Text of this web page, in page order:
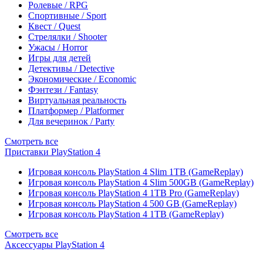
Ролевые / RPG
Спортивные / Sport
Квест / Quest
Стрелялки / Shooter
Ужасы / Horror
Игры для детей
Детективы / Detective
Экономические / Economic
Фэнтези / Fantasy
Виртуальная реальность
Платформер / Platformer
Для вечеринок / Party
Смотреть все
Приставки PlayStation 4
Игровая консоль PlayStation 4 Slim 1TB (GameReplay)
Игровая консоль PlayStation 4 Slim 500GB (GameReplay)
Игровая консоль PlayStation 4 1TB Pro (GameReplay)
Игровая консоль PlayStation 4 500 GB (GameReplay)
Игровая консоль PlayStation 4 1TB (GameReplay)
Смотреть все
Аксессуары PlayStation 4